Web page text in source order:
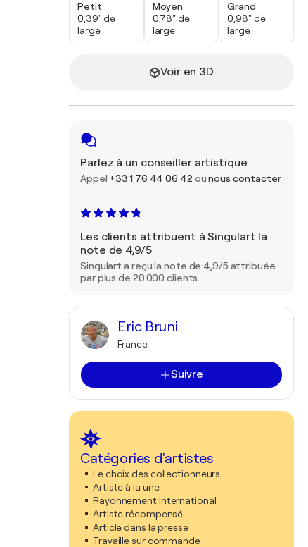
Petit
0,39" de
large
Moyen
0,78" de
large
Grand
0,98" de
large
Voir en 3D
Parlez à un conseiller artistique
Appel +33 1 76 44 06 42 ounous contacter
Les clients attribuent à Singulart la
note de 4,9/5
Singulart a reçu la note de 4,9/5 attribuée
par plus de 20 000 clients.
Eric Bruni
France
Suivre
Catégories d'artistes
Le choix des collectionneurs
Artiste à la une
Rayonnement international
Artiste récompensé
Article dans la presse
Travaille sur commande